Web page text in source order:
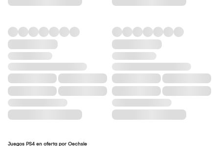
Juegos PS4 en oferta por Oechsle